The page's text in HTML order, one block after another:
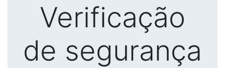
Verificação
de segurança